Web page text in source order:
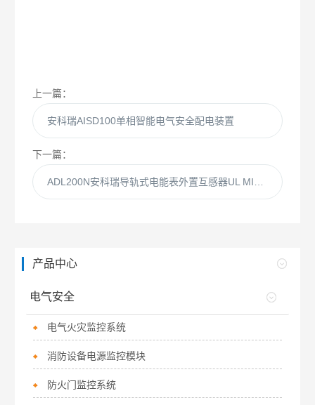
上一篇：
安科瑞AISD100单相智能电气安全配电装置
下一篇：
ADL200N安科瑞导轨式电能表外置互感器UL MID认证
产品中心
电气安全
电气火灾监控系统
消防设备电源监控模块
防火门监控系统